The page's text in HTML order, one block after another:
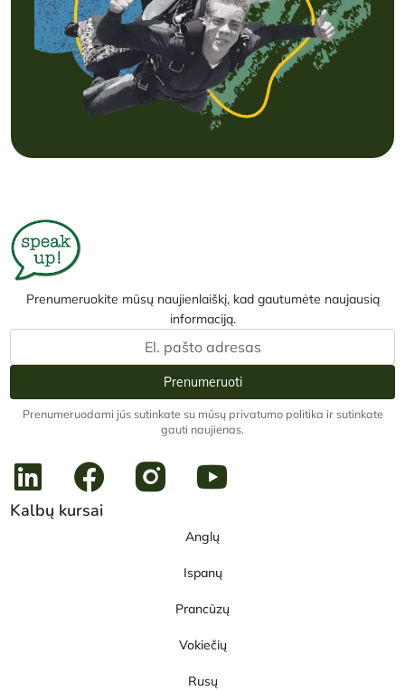
Prenumeruokite mūsų naujienlaiškį, kad gautumėte naujausią
informaciją.
Prenumeruoti
Prenumeruodami jūs sutinkate su mūsų privatumo politika ir sutinkate
gauti naujienas.
Kalbų kursai
Anglų
Ispanų
Prancūzų
Vokiečių
Rusų